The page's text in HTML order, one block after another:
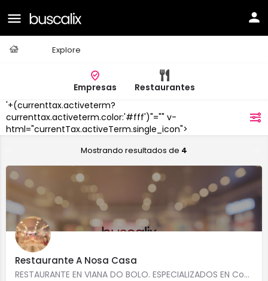
Explore
Empresas
Restaurantes
'+(currenttax.activeterm?
currenttax.activeterm.color:'#fff')"="" v-
html="currentTax.activeTerm.single_icon">
Mostrando resultados de 4
Restaurante A Nosa Casa
RESTAURANTE EN VIANA DO BOLO. ESPECIALIZADOS EN Cocina gallegaCocina casera Precio medio: 18,00 Rua Da…